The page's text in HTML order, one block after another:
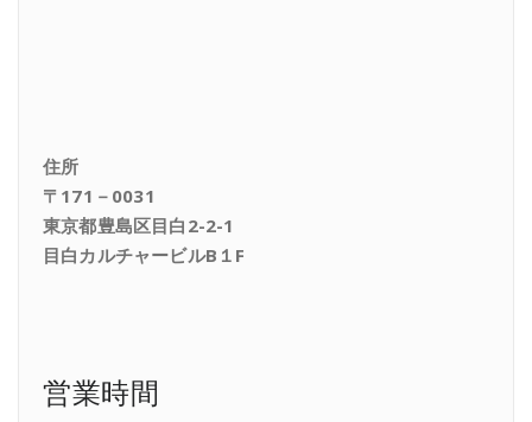
住所
〒171－0031
東京都豊島区目白2-2-1
目白カルチャービルB１F
営業時間